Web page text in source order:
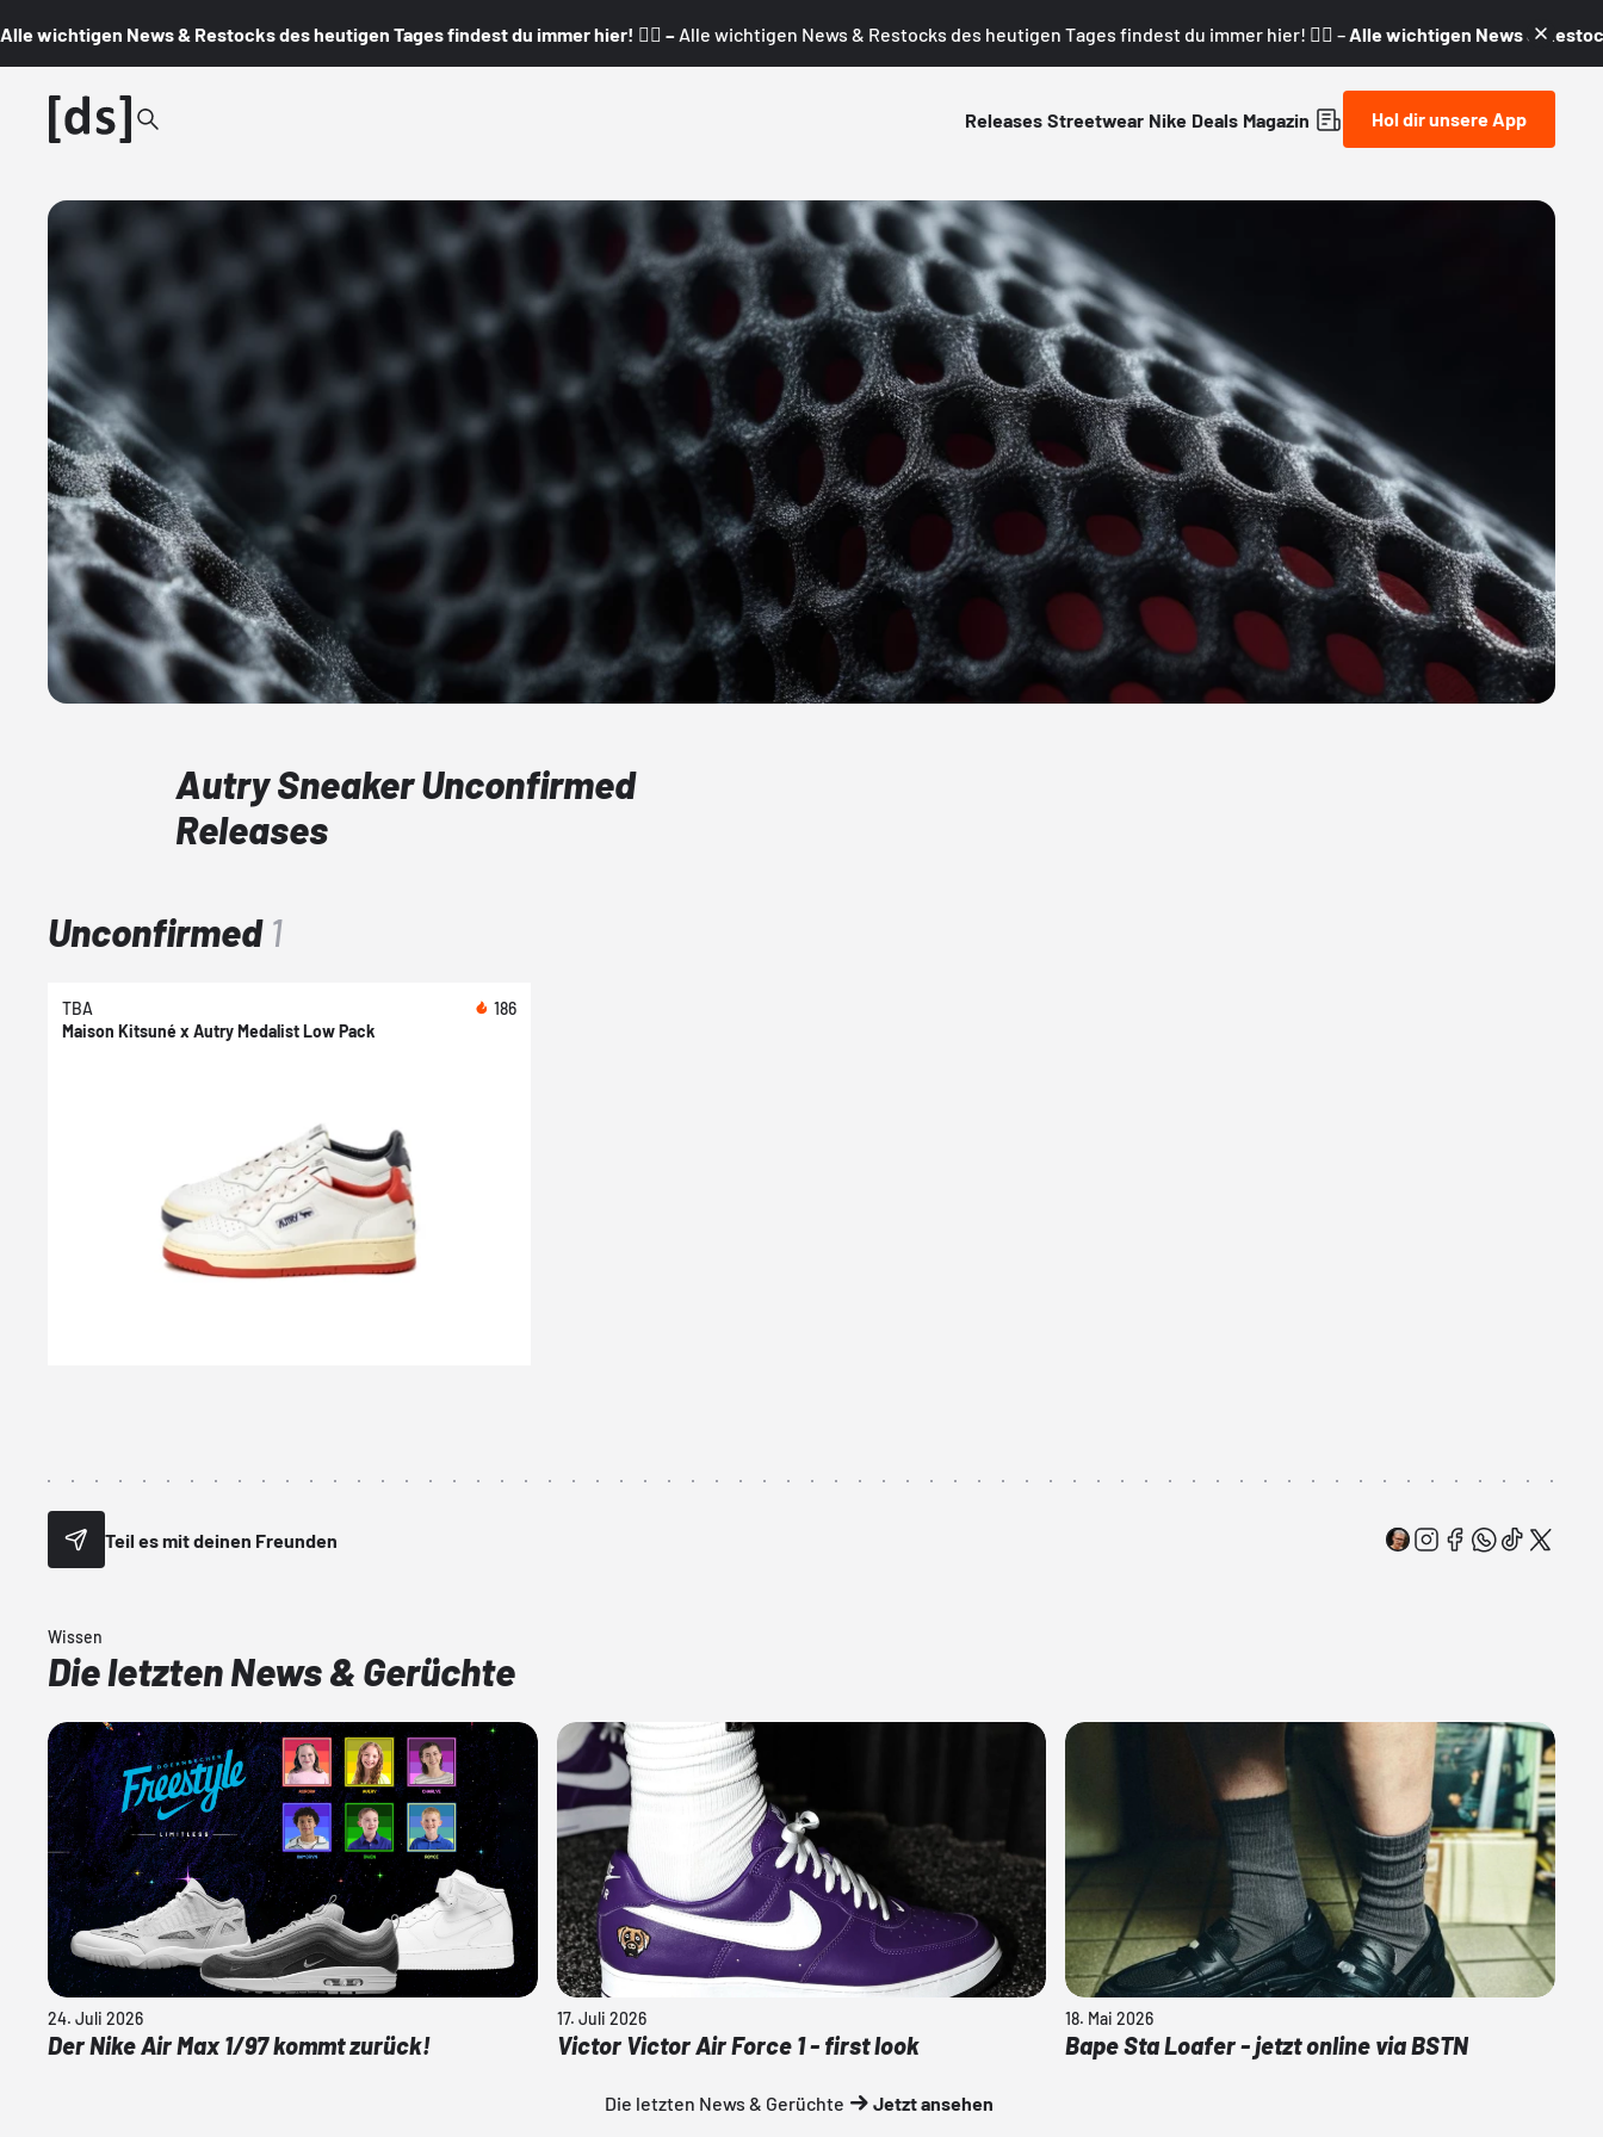
Alle wichtigen News & Restocks des heutigen Tages findest du immer hier! 👇🏼 – Alle wichtigen News & Restocks des heutigen Tages findest du immer hier! 👇🏼 – Alle wichtigen News &
Releases Streetwear Nike Deals Magazin Hol dir unsere App
Autry Sneaker Unconfirmed
Releases
Unconfirmed 1
TBA
186
Maison Kitsuné x Autry Medalist Low Pack
Teil es mit deinen Freunden
Wissen
Die letzten News & Gerüchte
24. Juli 2026
Der Nike Air Max 1/97 kommt zurück!
17. Juli 2026
Victor Victor Air Force 1 - first look
18. Mai 2026
Bape Sta Loafer - jetzt online via BSTN
Die letzten News & Gerüchte Jetzt ansehen